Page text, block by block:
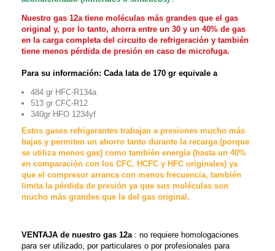
Nuestro gas 12a tiene moléculas más grandes que el gas
original y, por lo tanto, ahorra entre un 30 y un 40% de gas
en la carga completa del circuito de refrigeración y también
tiene menos pérdida de presión en caso de microfuga.
Para su información: Cada lata de 170 gr equivale a
484 gr HFC-R134a
513 gr CFC-R12
340gr HFO 1234yf
Estos gases refrigerantes trabajan a presiones mucho más
bajas y permiten un ahorro tanto durante la recarga (porque
se utiliza menos gas) como también energía (hasta un 40%
en comparación con los CFC, HCFC y HFC originales) ya
que el compresor arranca con menos frecuencia, también
limita la pérdida de presión ya que sus moléculas son
mucho más grandes que la del gas original.
VENTAJA de nuestro gas 12a: no requiere homologaciones
para ser utilizado, por particulares o por profesionales para